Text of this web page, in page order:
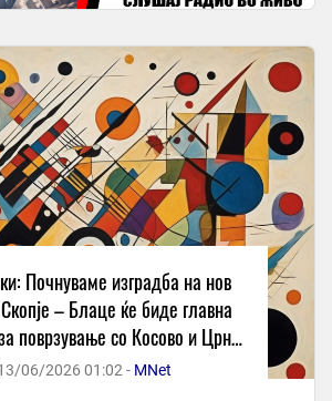
Почнуваме изградба на нов
– Блаце ќе биде главна
поврзување со Косово и Црна
Гора
06/2026 01:02 - MNet